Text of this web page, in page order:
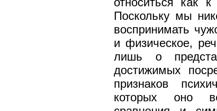
Поскольку мы
воспринимать
и физическое,
лишь о
достижимых
признаков
которых оно